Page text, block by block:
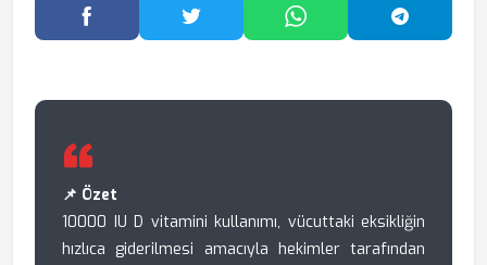
Facebook'ta PaylaşTwitter'da PaylaşWhatsApp'ta Paylaş
📌 Özet
10000 IU D vitamini kullanımı, vücuttaki eksikliğin
hızlıca giderilmesi amacıyla hekimler tarafından